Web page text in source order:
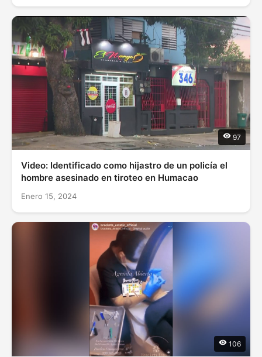
97
Video: Identificado como hijastro de un policía el
hombre asesinado en tiroteo en Humacao
Enero 15, 2024
106